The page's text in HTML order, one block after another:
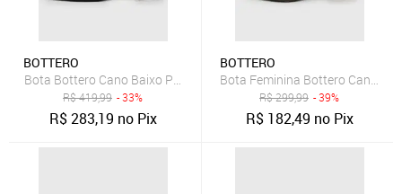
BOTTERO
Bota Bottero Cano Baixo Preta
R$419,99 - 33%
R$283,19 no Pix
BOTTERO
Bota Feminina Bottero Cano
R$299,99 - 39%
R$ 182,49 no Pix